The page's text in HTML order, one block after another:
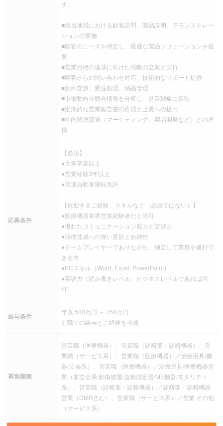
す。
■担当地域における顧客訪問、製品説明、デモンストレー
ションの実施
■顧客のニーズを特定し、最適な製品ソリューションを提
案
■営業目標の達成に向けた戦略の立案と実行
■顧客からの問い合わせ対応、技術的なサポート提供
■契約交渉、受注処理、納品管理
■市場動向や競合情報を分析し、営業戦略に反映
■定期的な営業報告書の作成と上長への提出
■社内関連部署（マーケティング、製品開発など）との連
携
応募条件
【必須】
●大学卒業以上
●営業経験3年以上
●普通自動車運転免許
【歓迎するご経験、スキルなど（必須ではない）】
●医療機器業界営業経験者だと尚可
●優れたコミュニケーション能力と交渉力
●目標達成への強い意欲と自律性
●チームプレイヤーでありながら、独立して業務を遂行で
きる方
●PCスキル（Word, Excel, PowerPoint）
●英語力（読み書きレベル、ビジネスレベルであれば尚
可）
給与条件
年収 500万円 ～ 750万円
前職での給与とご経験を考慮
募集職種
営業職（医療機器）、営業職（診断薬・診断機器）、営
業職（サービス系）、営業職（医療機器）／治療用具/機
器(立会系）、営業職（医療機器）／治療用具/医療機器営
業（非立会系/創傷被覆/血糖測定器/ME機器/モダリティ
系）、営業職（診断薬・診断機器）／診断薬・診断機器
営業（DMR含む）、営業職（サービス系）／営業 その他
（サービス系）